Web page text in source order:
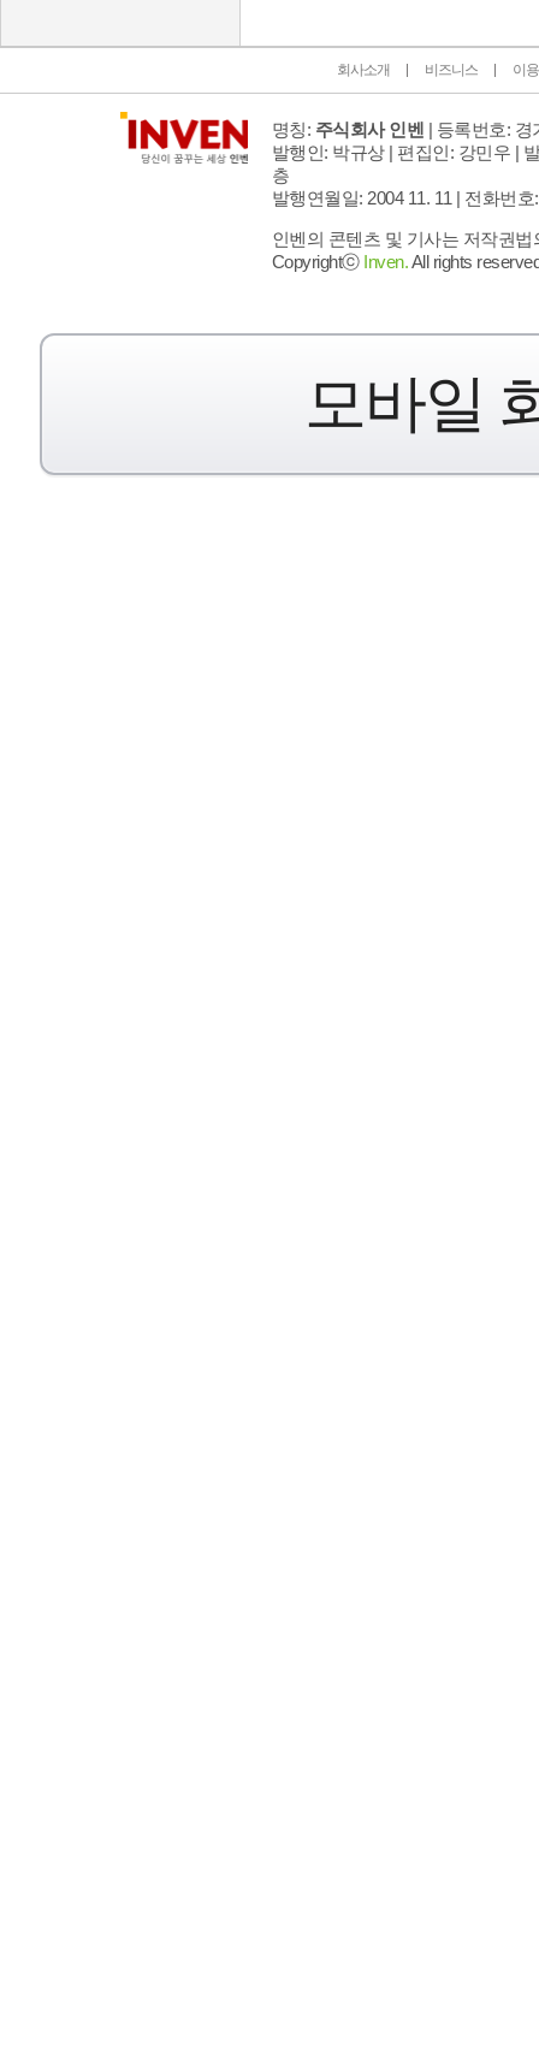
회사소개 비즈니스 이
명칭: 주식회사 인벤 | 등록번호: 경
발행인: 박규상 | 편집인: 강민우 |
층
발행연월일: 2004 11. 11 | 전화번호
인벤의 콘텐츠 및 기사는 저작권
Copyrightⓒ Inven.All rights
모바일